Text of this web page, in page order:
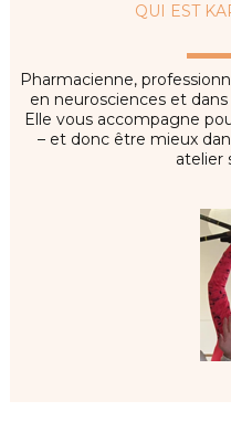
QUI EST
Pharmacienne,
en neurosciences et
Elle vous accompagne
– et donc être mieux
atelier